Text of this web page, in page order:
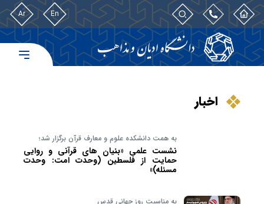
En
Ar
اخبار
به همت دانشکده علوم و معارف قرآن برگزار شد؛
نشست علمی «بنیان های قرآنی و روایی
حمایت از فلسطین (وحدت امت: وحدت
مسئله)»
به مناسبت روز جهانی قدس